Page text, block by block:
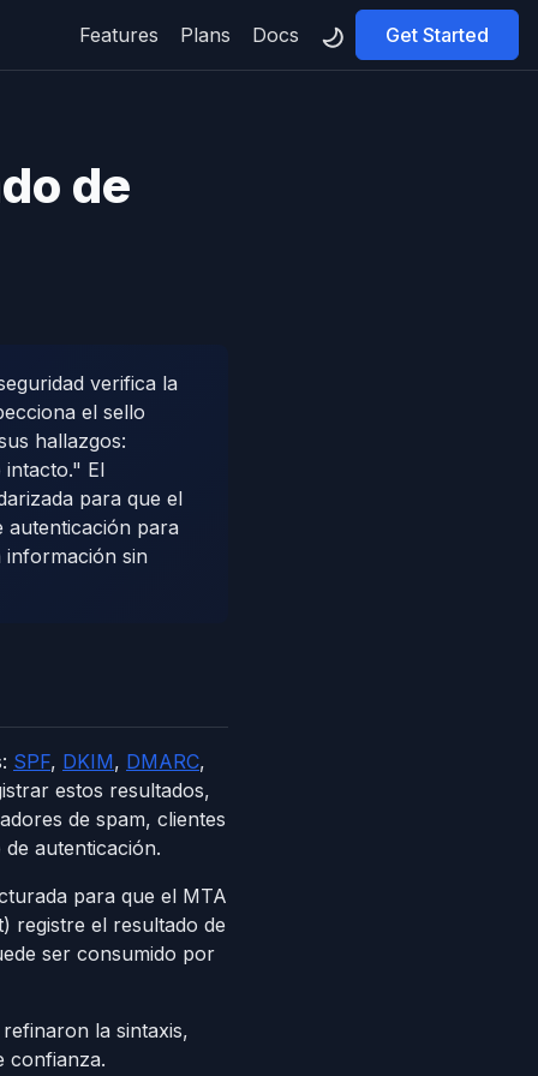
Features Plans Docs Get Started
de
verifica la
el sello
hallazgos:
El
para que el
autenticación para
información sin
SPF, DKIM, DMARC,
estos resultados,
de spam, clientes
autenticación.
para que el MTA
registre el resultado de
ser consumido por
la sintaxis,
confianza.